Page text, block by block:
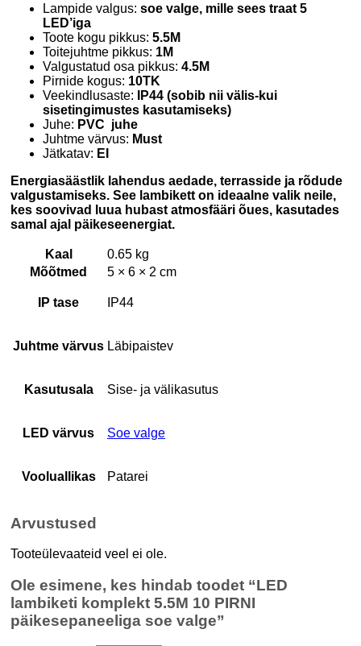
Lampide valgus: soe valge, mille sees traat 5
LED’iga
Toote kogu pikkus: 5.5M
Toitejuhtme pikkus: 1M
Valgustatud osa pikkus: 4.5M
Pirnide kogus: 10TK
Veekindlusaste: IP44 (sobib nii välis-kui
sisetingimustes kasutamiseks)
Juhe: PVC juhe
Juhtme värvus: Must
Jätkatav: EI
Energiasäästlik lahendus aedade, terrasside ja rõdude
valgustamiseks. See lambikett on ideaalne valik neile,
kes soovivad luua hubast atmosfääri õues, kasutades
samal ajal päikeseenergiat.
Kaal
0.65 kg
Mõõtmed
5 × 6 × 2 cm
IP tase IP44
Juhtme värvus Läbipaistev
Kasutusala Sise- ja välikasutus
LED värvus Soe valge
Vooluallikas Patarei
Arvustused
Tooteülevaateid veel ei ole.
Ole esimene, kes hindab toodet “LED
lambiketi komplekt 5.5M 10 PIRNI
päikesepaneeliga soe valge”